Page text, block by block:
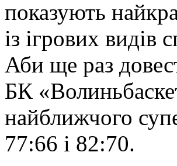
показують
із ігрових видів
Аби ще раз
БК
найближчого
77:66 і 82:70.